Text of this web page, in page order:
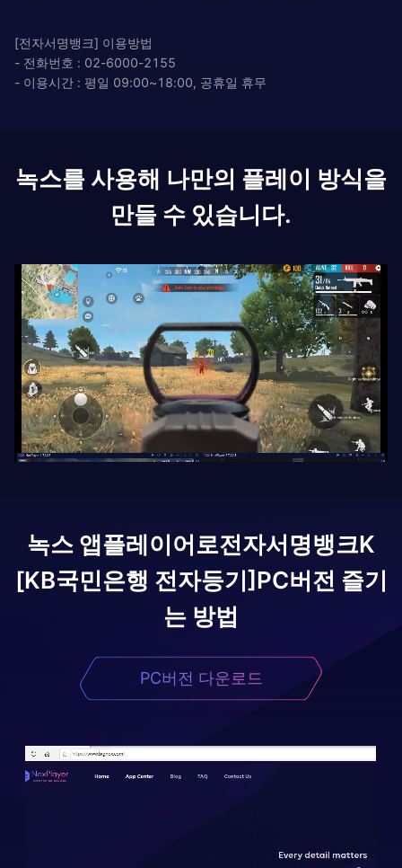
[전자서명뱅크] 이용방법
- 전화번호 : 02-6000-2155
- 이용시간 : 평일 09:00~18:00, 공휴일 휴무
녹스를 사용해 나만의 플레이 방식을
만들 수 있습니다.
녹스 앱플레이어로전자서명뱅크K
[KB국민은행 전자등기]PC버전 즐기
는 방법
PC버전 다운로드